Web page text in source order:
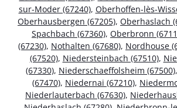
sur-Moder (67240), Oberhoffen-lès-
Oberhausbergen (67205), Oberhaslach
Spachbach (67360), Oberbronn
(67230), Nothalten (67680), Nordhouse
(67520), Niedersteinbach (67510),
(67330), Niederschaeffolsheim (67500),
(67470), Niedernai (67210),
Niederlauterbach (67630),